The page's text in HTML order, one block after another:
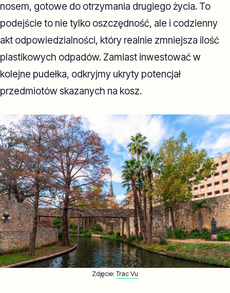
nosem, gotowe do otrzymania drugiego życia. To
podejście to nie tylko oszczędność, ale i codzienny
akt odpowiedzialności, który realnie zmniejsza ilość
plastikowych odpadów. Zamiast inwestować w
kolejne pudełka, odkryjmy ukryty potencjał
przedmiotów skazanych na kosz.
Zdjęcie:Trac Vu